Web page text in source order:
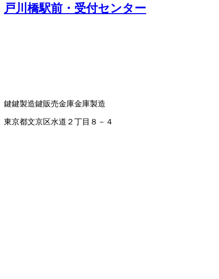
戸川橋駅前・受付センター
鍵鍵製造鍵販売金庫金庫製造
東京都文京区水道２丁目８－４